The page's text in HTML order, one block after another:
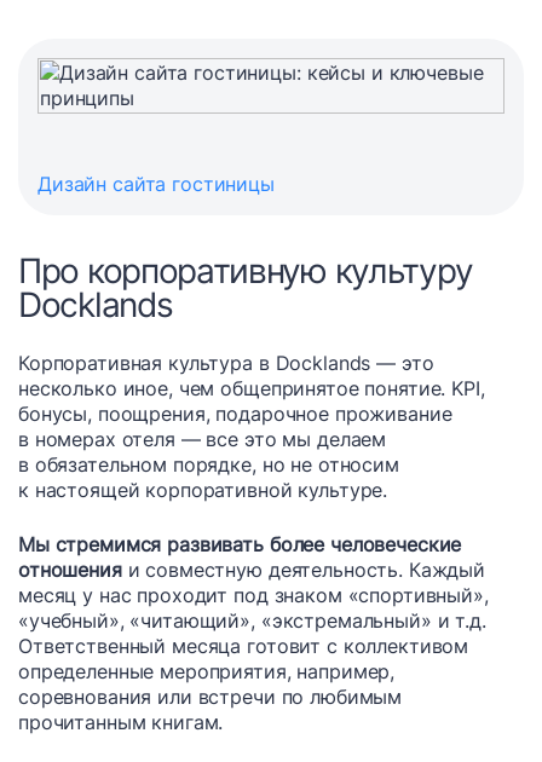
Дизайн сайта гостиницы
Про корпоративную культуру
Docklands
Корпоративная культура в Docklands — это
несколько иное, чем общепринятое понятие. KPI,
бонусы, поощрения, подарочное проживание
в номерах отеля — все это мы делаем
в обязательном порядке, но не относим
к настоящей корпоративной культуре.
Мы стремимся развивать более человеческие
отношенияи совместную деятельность. Каждый
месяц у нас проходит под знаком «спортивный»,
«учебный», «читающий», «экстремальный» и т.д.
Ответственный месяца готовит с коллективом
определенные мероприятия, например,
соревнования или встречи по любимым
прочитанным книгам.